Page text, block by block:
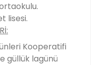
lisesi.
Kooperatifi
güllük lagünü